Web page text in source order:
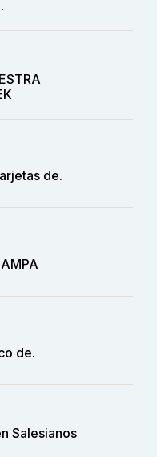
de.
de.
Salesianos